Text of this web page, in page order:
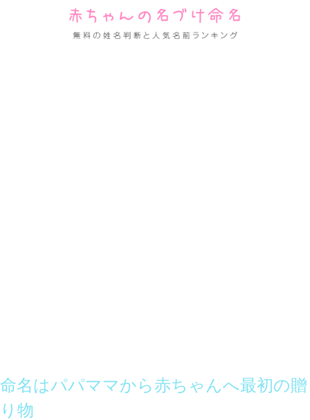
命名はパパママから赤ちゃんへ最初の贈
り物